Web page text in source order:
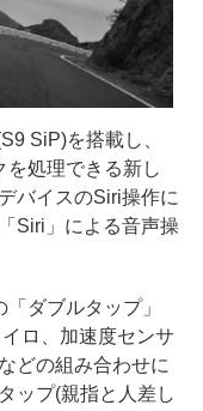
SiP)を搭載し、
を処理できる新し
バイスのSiri操作に
Siri」による音声操
ダブルタップ」
ロ、加速度センサ
どの組み合わせに
ップ(親指と人差し